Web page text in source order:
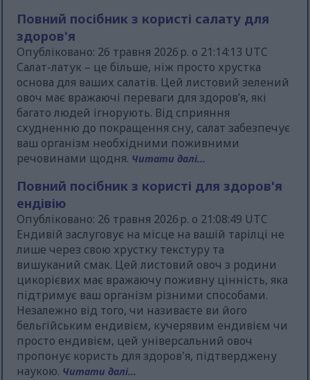
Повний посібник з користі салату для
здоров'я
Опубліковано: 26 травня 2026 р. о 21:14:13 UTC
Салат-латук – це більше, ніж просто хрустка
основа для ваших салатів. Цей листовий зелений
овоч має вражаючі переваги для здоров’я, які
багато людей ігнорують. Від сприяння
схудненню до покращення сну, салат забезпечує
ваш організм необхідними поживними
речовинами щодня. Читати далі...
Повний посібник з користі для здоров'я
ендівію
Опубліковано: 26 травня 2026 р. о 21:08:49 UTC
Ендивій заслуговує на місце на вашій тарілці не
лише через свою хрустку текстуру та
вишуканий смак. Цей листовий овоч з родини
цикорієвих має вражаючу поживну цінність, яка
підтримує ваш організм різними способами.
Незалежно від того, чи називаєте ви його
бельгійським ендивієм, кучерявим ендивієм чи
просто ендивієм, цей універсальний овоч
пропонує користь для здоров'я, підтверджену
наукою. Читати далі...